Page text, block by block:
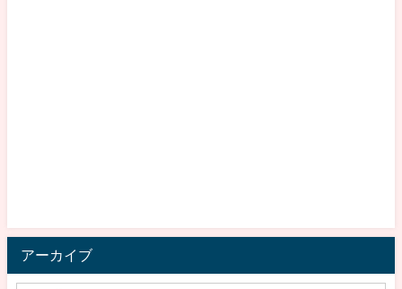
アーカイブ